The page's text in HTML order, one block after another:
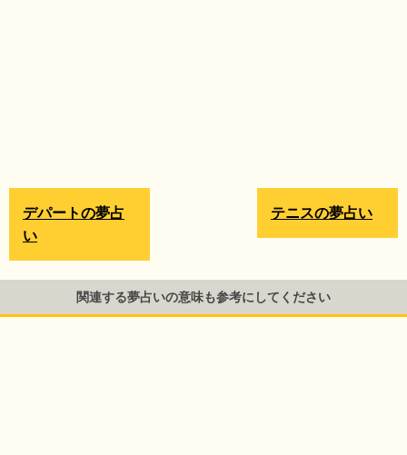
テニスの夢占い
デパートの夢占
い
関連する夢占いの意味も参考にしてください